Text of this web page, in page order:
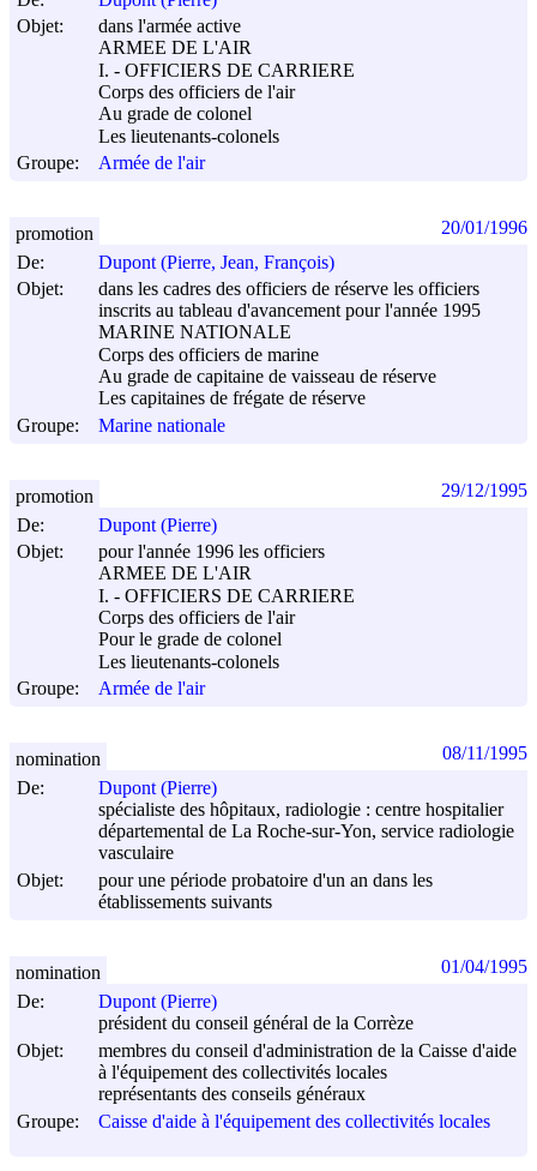
Objet:
dans l'armée active
ARMEE DE L'AIR
I. - OFFICIERS DE CARRIERE
Corps des officiers de l'air
Au grade de colonel
Les lieutenants-colonels
Groupe:
Armée de l'air
De:
Dupont (Pierre, Jean, François)
Objet:
dans les cadres des officiers de réserve les officiers
inscrits au tableau d'avancement pour l'année 1995
MARINE NATIONALE
Corps des officiers de marine
Au grade de capitaine de vaisseau de réserve
Les capitaines de frégate de réserve
Groupe:
Marine nationale
promotion 20/01/1996
De:
Dupont (Pierre)
Objet:
pour l'année 1996 les officiers
ARMEE DE L'AIR
I. - OFFICIERS DE CARRIERE
Corps des officiers de l'air
Pour le grade de colonel
Les lieutenants-colonels
Groupe:
Armée de l'air
promotion 29/12/1995
De:
Dupont (Pierre)
spécialiste des hôpitaux, radiologie : centre hospitalier
départemental de La Roche-sur-Yon, service radiologie
vasculaire
Objet:
pour une période probatoire d'un an dans les
établissements suivants
nomination 08/11/1995
De:
Dupont (Pierre)
président du conseil général de la Corrèze
Objet:
membres du conseil d'administration de la Caisse d'aide
à l'équipement des collectivités locales
représentants des conseils généraux
Groupe:
Caisse d'aide à l'équipement des collectivités locales
nomination 01/04/1995